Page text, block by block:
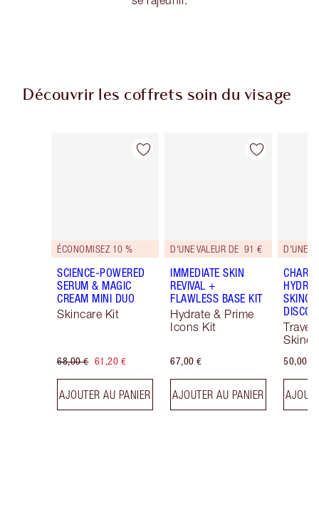
Découvrir les coffrets soin du visage
Article 1 sur 48
ÉCONOMISEZ 10 %
SCIENCE-POWERED
SERUM & MAGIC
CREAM MINI DUO
Skincare Kit
68,00 € 61,20 €
AJOUTER AU PANIER
Article 2 sur 48
D'UNE VALEUR DE 91 €
IMMEDIATE SKIN
REVIVAL +
FLAWLESS BASE KIT
Hydrate & Prime
Icons Kit
67,00 €
AJOUTER AU PANIER
D'UNE
Travel
50,00 €